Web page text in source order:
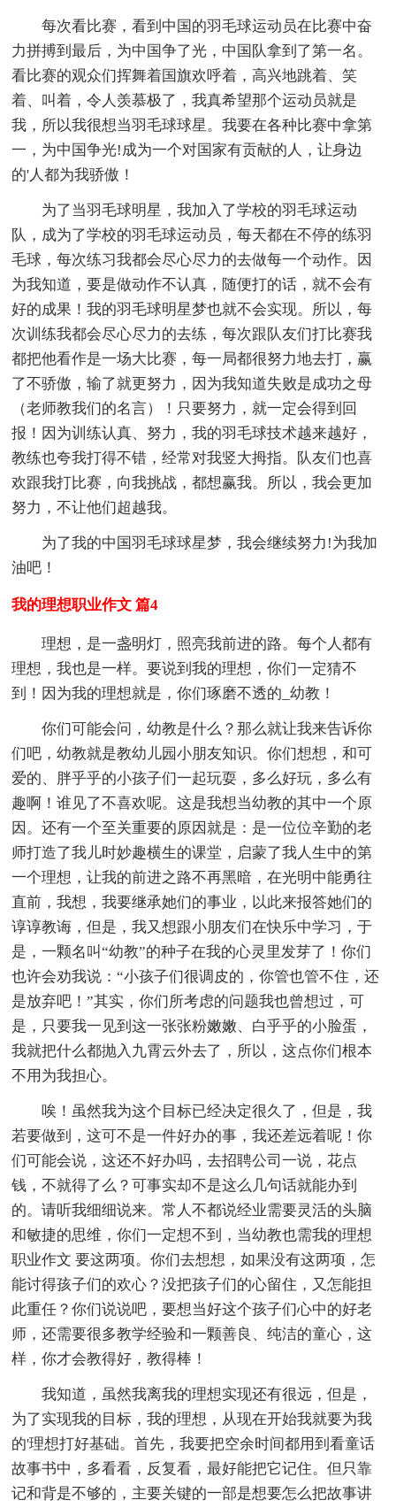
每次看比赛，看到中国的羽毛球运动员在比赛中奋
力拼搏到最后，为中国争了光，中国队拿到了第一名。
看比赛的观众们挥舞着国旗欢呼着，高兴地跳着、笑
着、叫着，令人羡慕极了，我真希望那个运动员就是
我，所以我很想当羽毛球球星。我要在各种比赛中拿第
一，为中国争光!成为一个对国家有贡献的人，让身边
的'人都为我骄傲！
为了当羽毛球明星，我加入了学校的羽毛球运动
队，成为了学校的羽毛球运动员，每天都在不停的练羽
毛球，每次练习我都会尽心尽力的去做每一个动作。因
为我知道，要是做动作不认真，随便打的话，就不会有
好的成果！我的羽毛球明星梦也就不会实现。所以，每
次训练我都会尽心尽力的去练，每次跟队友们打比赛我
都把他看作是一场大比赛，每一局都很努力地去打，赢
了不骄傲，输了就更努力，因为我知道失败是成功之母
（老师教我们的名言）！只要努力，就一定会得到回
报！因为训练认真、努力，我的羽毛球技术越来越好，
教练也夸我打得不错，经常对我竖大拇指。队友们也喜
欢跟我打比赛，向我挑战，都想赢我。所以，我会更加
努力，不让他们超越我。
为了我的中国羽毛球球星梦，我会继续努力!为我加
油吧！
我的理想职业作文 篇4
理想，是一盏明灯，照亮我前进的路。每个人都有
理想，我也是一样。要说到我的理想，你们一定猜不
到！因为我的理想就是，你们琢磨不透的_幼教！
你们可能会问，幼教是什么？那么就让我来告诉你
们吧，幼教就是教幼儿园小朋友知识。你们想想，和可
爱的、胖乎乎的小孩子们一起玩耍，多么好玩，多么有
趣啊！谁见了不喜欢呢。这是我想当幼教的其中一个原
因。还有一个至关重要的原因就是：是一位位辛勤的老
师打造了我儿时妙趣横生的课堂，启蒙了我人生中的第
一个理想，让我的前进之路不再黑暗，在光明中能勇往
直前，我想，我要继承她们的事业，以此来报答她们的
谆谆教诲，但是，我又想跟小朋友们在快乐中学习，于
是，一颗名叫“幼教”的种子在我的心灵里发芽了！你们
也许会劝我说：“小孩子们很调皮的，你管也管不住，还
是放弃吧！”其实，你们所考虑的问题我也曾想过，可
是，只要我一见到这一张张粉嫩嫩、白乎乎的小脸蛋，
我就把什么都抛入九霄云外去了，所以，这点你们根本
不用为我担心。
唉！虽然我为这个目标已经决定很久了，但是，我
若要做到，这可不是一件好办的事，我还差远着呢！你
们可能会说，这还不好办吗，去招聘公司一说，花点
钱，不就得了么？可事实却不是这么几句话就能办到
的。请听我细细说来。常人不都说经业需要灵活的头脑
和敏捷的思维，你们一定想不到，当幼教也需我的理想
职业作文 要这两项。你们去想想，如果没有这两项，怎
能讨得孩子们的欢心？没把孩子们的心留住，又怎能担
此重任？你们说说吧，要想当好这个孩子们心中的好老
师，还需要很多教学经验和一颗善良、纯洁的童心，这
样，你才会教得好，教得棒！
我知道，虽然我离我的理想实现还有很远，但是，
为了实现我的目标，我的理想，从现在开始我就要为我
的'理想打好基础。首先，我要把空余时间都用到看童话
故事书中，多看看，反复看，最好能把它记住。但只靠
记和背是不够的，主要关键的一部是想要怎么把故事讲